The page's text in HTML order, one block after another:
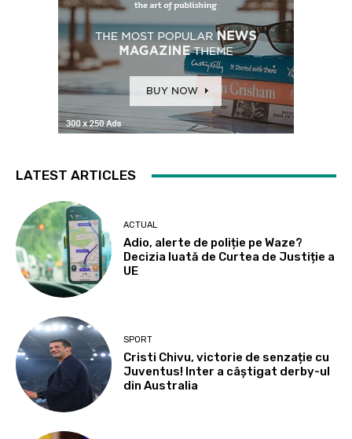
LATEST ARTICLES
ACTUAL
Adio, alerte de poliție pe Waze?
Decizia luată de Curtea de Justiție a
UE
SPORT
Cristi Chivu, victorie de senzație cu
Juventus! Inter a câștigat derby-ul
din Australia